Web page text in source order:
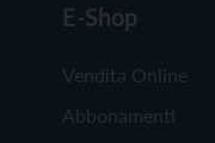
E-Shop
Vendita Online
Abbonamenti